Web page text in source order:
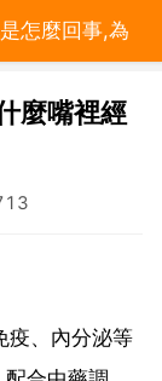
怎麼回事,為
麼嘴裡經
疫、內分泌等